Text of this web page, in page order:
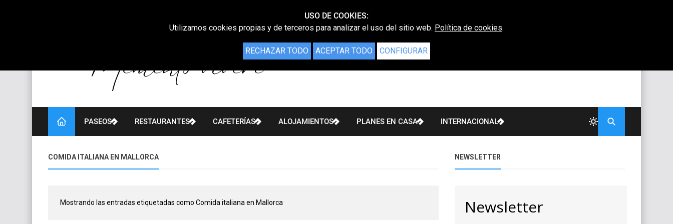
PASEOS RESTAURANTES CAFETERÍAS ALOJAMIENTOS PLANES EN CASA INTERNACIONAL
COMIDA ITALIANA EN MALLORCA
Mostrando las entradas etiquetadas como Comida italiana en Mallorca
NEWSLETTER
Newsletter
USO DE COOKIES:
Utilizamos cookies propias y de terceros para analizar el uso del sitio web. Política de cookies.
RECHAZAR TODO ACEPTAR TODO CONFIGURAR